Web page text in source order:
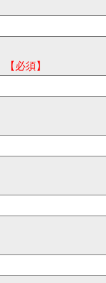
【必須】